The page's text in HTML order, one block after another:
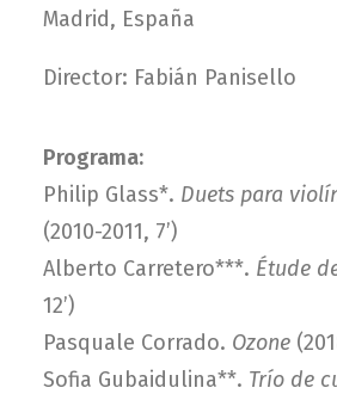
Madrid, España
Director: Fabián Panisello
Programa:
Philip Glass*. Duets para
(2010-2011, 7’)
Alberto Carretero***. Étude
12’)
Pasquale Corrado. Ozone
Sofia Gubaidulina**. Trío de